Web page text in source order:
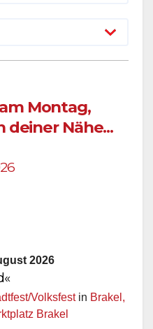
Montag,
deiner Nähe...
2026
Volksfestin Brakel,
Brakel